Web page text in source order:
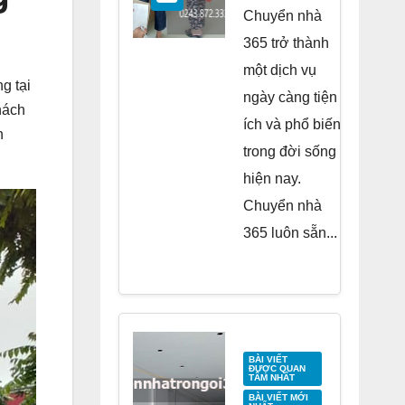
tại
Residence
Tố Hữu
Chuyển nhà
365 trở thành
một dịch vụ
ngày càng tiện
ích và phổ biến
trong đời sống
hiện nay.
Chuyển nhà
365 luôn sẵn...
BÀI VIẾT
ĐƯỢC QUAN
TÂM NHẤT
BÀI VIẾT MỚI